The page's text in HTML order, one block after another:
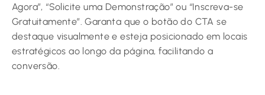
Agora”, “Solicite uma Demonstração” ou “Inscreva-se
Gratuitamente”. Garanta que o botão do CTA se
destaque visualmente e esteja posicionado em locais
estratégicos ao longo da página, facilitando a
conversão.